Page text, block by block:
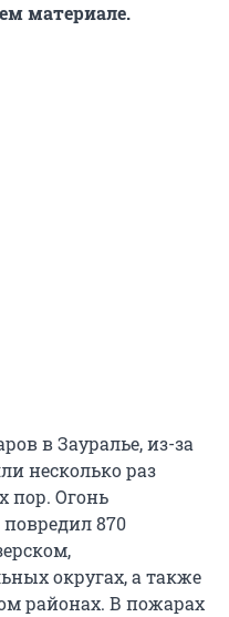
материале.
в Зауралье, из-за
несколько раз
пор. Огонь
870
округах, а также
районах. В пожарах